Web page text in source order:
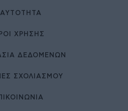
ΧΡΉΣΗΣ
ΔΕΔΟΜΕΝΩΝ
ΣΧΟΛΙΑΣΜΟΥ